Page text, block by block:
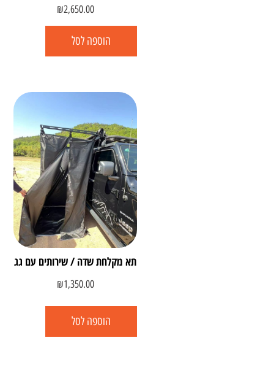
₪2,650.00
הוספה לסל
תא מקלחת שדה / שירותים עם גג
₪1,350.00
הוספה לסל